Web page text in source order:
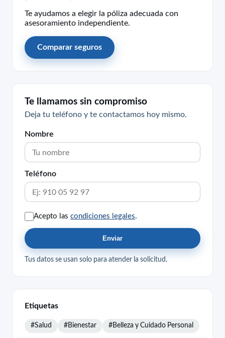
Te ayudamos a elegir la póliza adecuada con
asesoramiento independiente.
Comparar seguros
Te llamamos sin compromiso
Deja tu teléfono y te contactamos hoy mismo.
Nombre
Teléfono
Acepto las condiciones legales.
Enviar
Tus datos se usan solo para atender la solicitud.
Etiquetas
#Salud #Bienestar #Belleza y Cuidado Personal